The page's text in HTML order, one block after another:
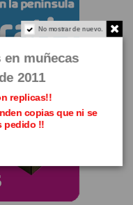
No mostrar de nuevo.
muñecas
2011
replicas!!
copias que ni se
pedido !!